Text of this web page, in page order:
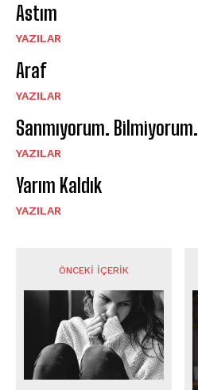
Astım
YAZILAR
Araf
YAZILAR
Sanmıyorum. Bilmiyorum.
YAZILAR
Yarım Kaldık
YAZILAR
ÖNCEKI İÇERIK